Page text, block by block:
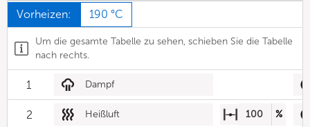
Vorheizen: 190 °C
Um die gesamte Tabelle zu sehen, schieben Sie die Tabelle
nach rechts.
1 Dampf
2 Heißluft 100 %